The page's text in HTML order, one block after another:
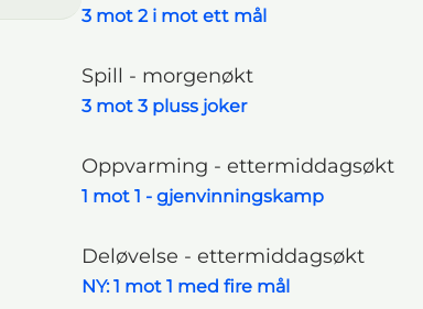
3 mot 2 i mot ett mål
Spill - morgenøkt
3 mot 3 pluss joker
Oppvarming - ettermiddagsøkt
1 mot 1 - gjenvinningskamp
Deløvelse - ettermiddagsøkt
NY: 1 mot 1 med fire mål